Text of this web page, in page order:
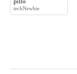
techNewbie